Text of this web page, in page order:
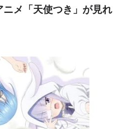
ニメ「天使つき」が見れ